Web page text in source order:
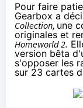
Pour faire
Gearbox a
Collection, une
originales et
Homeworld 2.
version bêta
s'opposer les
sur 23 cartes